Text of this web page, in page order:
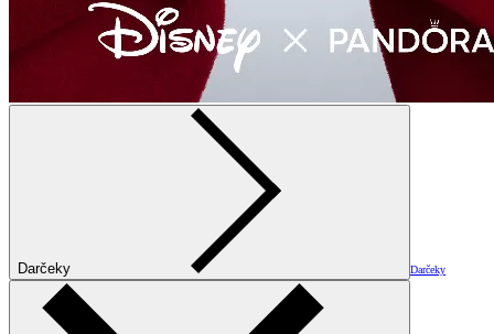
Darčeky Darčeky